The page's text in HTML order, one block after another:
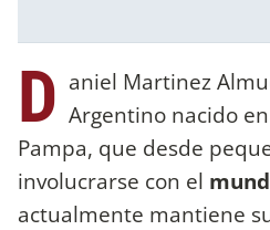
D aniel Martinez
Argentino nacido
Pampa, que desde
involucrarse con el
actualmente mantiene